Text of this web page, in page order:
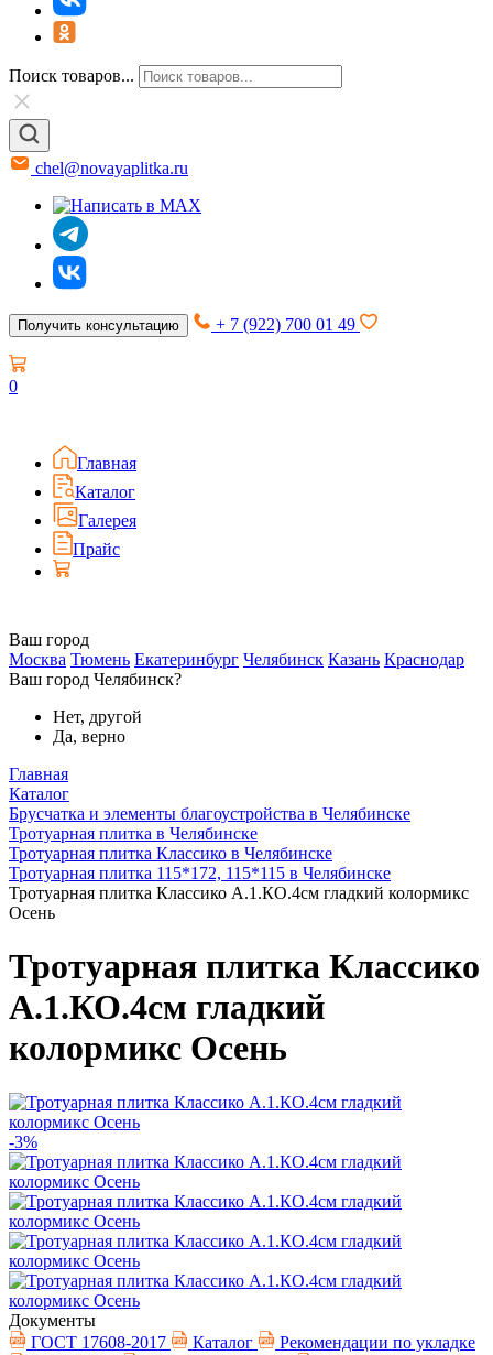
Поиск товаров...
chel@novayaplitka.ru
Получить консультацию + 7 (922) 700 01 49
0
Главная
Каталог
Галерея
Прайс
Ваш город
Москва Тюмень Екатеринбург Челябинск Казань Краснодар
Ваш город Челябинск?
Нет, другой
Да, верно
Главная
Каталог
Брусчатка и элементы благоустройства в Челябинске
Тротуарная плитка в Челябинске
Тротуарная плитка Классико в Челябинске
Тротуарная плитка 115*172, 115*115 в Челябинске
Тротуарная плитка Классико А.1.КО.4см гладкий колормикс
Осень
Тротуарная плитка Классико
А.1.КО.4см гладкий
колормикс Осень
-3%
Документы
ГОСТ 17608-2017
Каталог
Рекомендации по укладке